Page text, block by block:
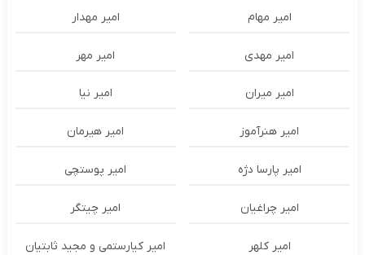
امیر مهام امیر مهدار
امیر مهدی امیر مهر
امیر میران امیر نیا
امیر هنرآموز امیر هیرمان
امیر پارسا دژه امیر پوستچی
امیر چراغیان امیر چیتگر
امیر کلهر امیر کیارستمی و مجید ثابتیان